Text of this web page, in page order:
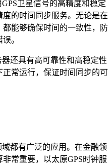
卫星信号的高精度和稳定
的时间同步服务。无论是在
能够确保时间的一致性，防
。
还具有高可靠性和高稳定性
常运行，保证时间同步的可
都有广泛的应用。在金融领
常重要，以太原GPS时钟服